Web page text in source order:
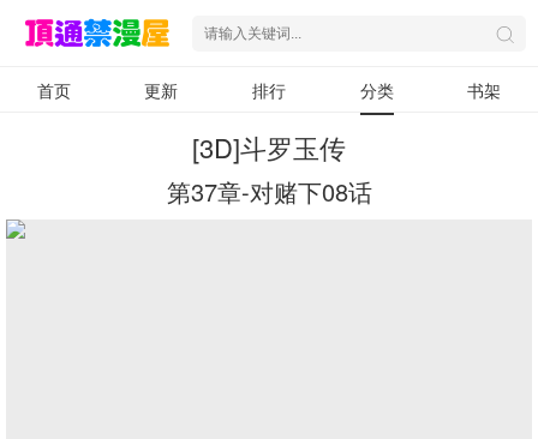
首页 更新 排行 分类 书架
[3D]斗罗玉传
第37章-对赌下08话